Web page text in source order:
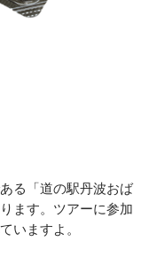
る「道の駅丹波おば
ます。ツアーに参加
いますよ。